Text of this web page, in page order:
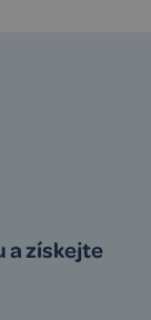
a získejte